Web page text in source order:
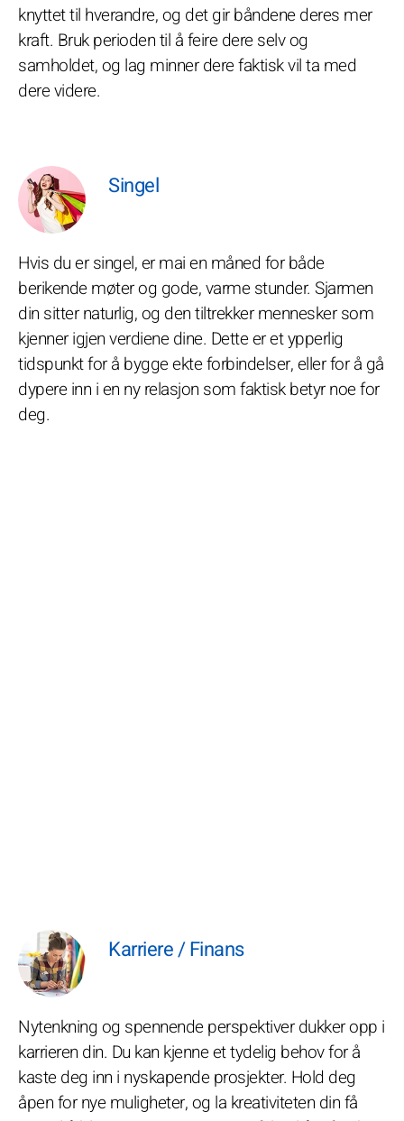
knyttet til hverandre, og det gir båndene deres mer
kraft. Bruk perioden til å feire dere selv og
samholdet, og lag minner dere faktisk vil ta med
dere videre.
Singel
Hvis du er singel, er mai en måned for både
berikende møter og gode, varme stunder. Sjarmen
din sitter naturlig, og den tiltrekker mennesker som
kjenner igjen verdiene dine. Dette er et ypperlig
tidspunkt for å bygge ekte forbindelser, eller for å gå
dypere inn i en ny relasjon som faktisk betyr noe for
deg.
Karriere / Finans
Nytenkning og spennende perspektiver dukker opp i
karrieren din. Du kan kjenne et tydelig behov for å
kaste deg inn i nyskapende prosjekter. Hold deg
åpen for nye muligheter, og la kreativiteten din få